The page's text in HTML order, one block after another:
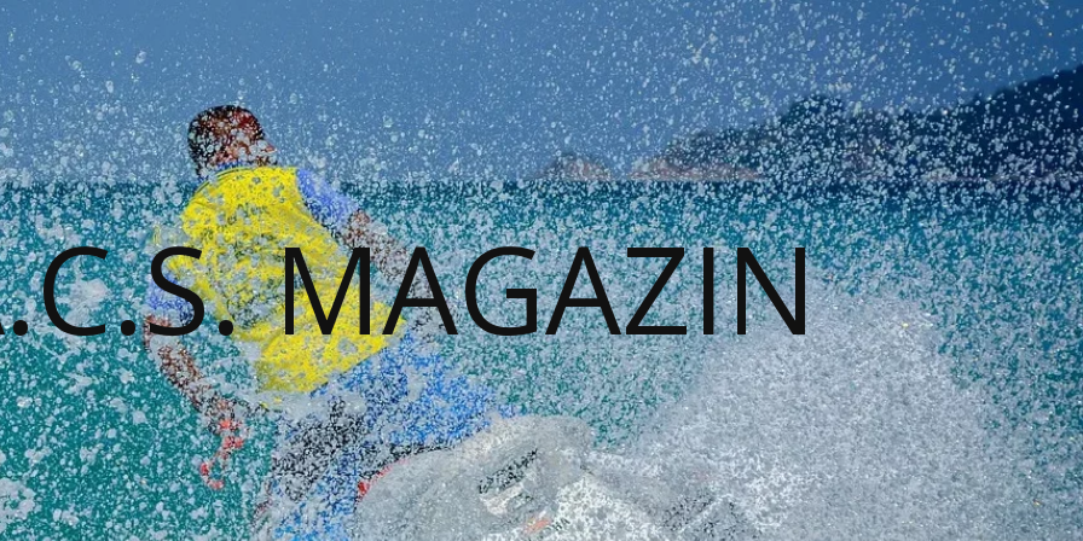
MAGAZIN